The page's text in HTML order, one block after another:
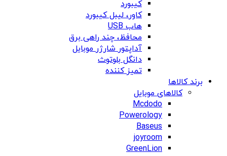
کیبورد
کاور، لیبل کیبورد
هاب USB
محافظ، چند راهی برق
آداپتور شارژر موبایل
دانگل بلوتوث
تمیز کننده
برند کالاها
کالاهای موبایل
Mcdodo
Powerology
Baseus
joyroom
GreenLion